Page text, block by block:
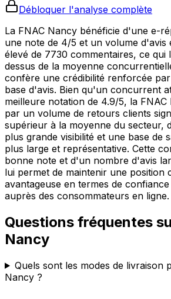
Débloquer l'analyse complète
La FNAC Nancy bénéficie d'une e-
une note de 4/5 et un volume d'avis
élevé de 7730 commentaires, ce qui
dessus de la moyenne
confère une crédibilité renforcée
base d'avis. Bien qu'un concurrent
meilleure notation de 4.9/5, la
par un volume de retours clients
supérieur à la moyenne du secteur,
plus grande visibilité et une base de
plus large et représentative. Cette
bonne note et d'un nombre d'avis
lui permet de maintenir une position
avantageuse en termes de
auprès des consommateurs en ligne.
Questions fréquentes
Nancy
Quels sont les modes de livraison
Nancy ?